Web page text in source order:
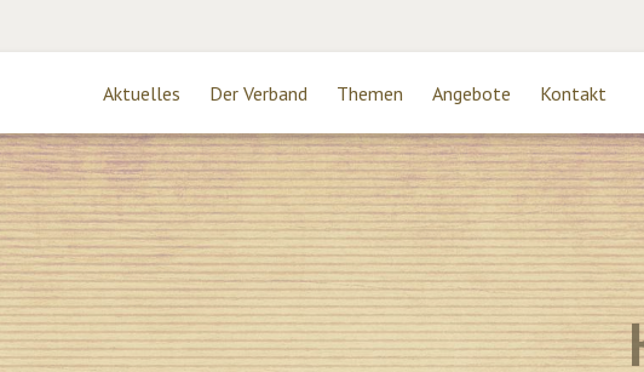
Aktuelles Der Verband Themen Angebote Kontakt